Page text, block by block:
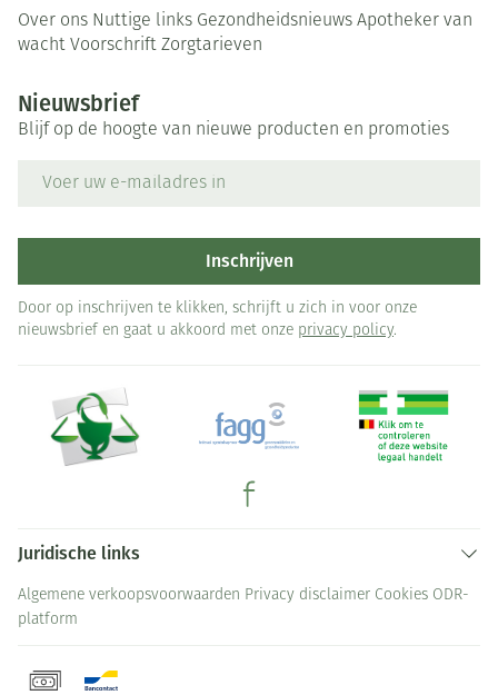
Over ons Nuttige links Gezondheidsnieuws Apotheker van
wacht Voorschrift Zorgtarieven
Nieuwsbrief
Blijf op de hoogte van nieuwe producten en promoties
Inschrijven
Door op inschrijven te klikken, schrijft u zich in voor onze
nieuwsbrief en gaat u akkoord met onze privacy policy.
Juridische links
Algemene verkoopsvoorwaarden Privacy disclaimer Cookies ODR-
platform